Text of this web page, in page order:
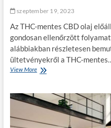
h
t
t
e
r
é
b
szeptember 19, 2023
Az THC-mentes CBD olaj
gondosan ellenőrzött
alábbiakban részletesen
ültetvényekről a THC-
View MoreÍ
k
e
ü